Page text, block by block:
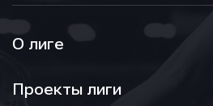
О лиге
Проекты лиги